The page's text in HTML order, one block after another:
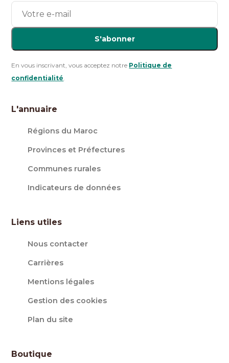
S'abonner
En vous inscrivant, vous acceptez notre Politique de
confidentialité.
L'annuaire
Régions du Maroc
Provinces et Préfectures
Communes rurales
Indicateurs de données
Liens utiles
Nous contacter
Carrières
Mentions légales
Gestion des cookies
Plan du site
Boutique